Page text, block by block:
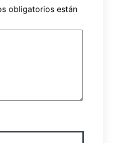
obligatorios están